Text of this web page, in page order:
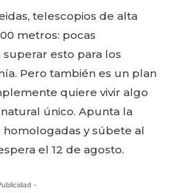
telescopios de alta
metros: pocas
esto para los
Pero también es un plan
quiere vivir algo
único. Apunta la
homologadas y súbete al
el 12 de agosto.
-